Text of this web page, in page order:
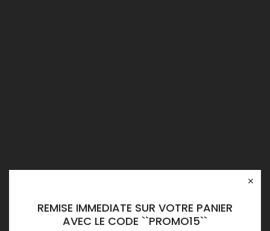
REMISE IMMEDIATE SUR VOTRE PANIER
AVEC LE CODE ``PROMO15``
×